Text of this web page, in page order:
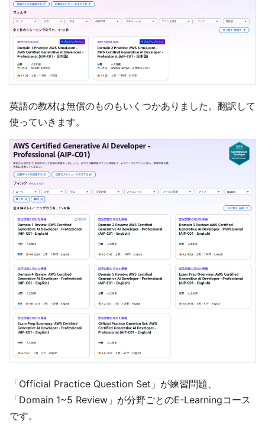
英語の教材は無償のものもいくつかありました。翻訳して
使っていきます。
「Official Practice Question Set」が練習問題、
「Domain 1~5 Review」が分野ごとのE-Learningコース
です。